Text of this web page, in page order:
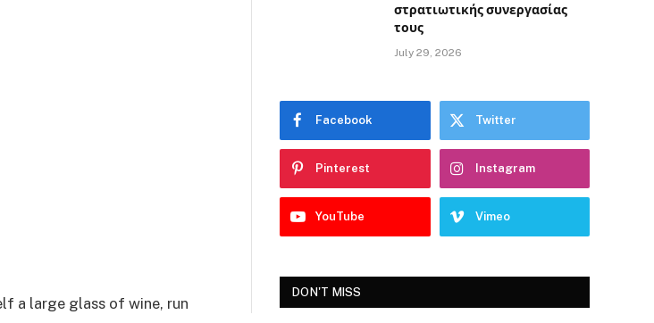
a large glass of wine, run
στρατιωτικής συνεργασίας
τους
July 29, 2026
Facebook Twitter
Pinterest Instagram
YouTube Vimeo
DON'T MISS